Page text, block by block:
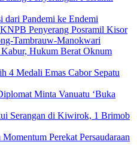
dari Pandemi ke Endemi
Penyerang Posramil Kisor
Tambrauw-Manokwari
Hukum Berat Oknum
4 Medali Emas Cabor Sepatu
Minta Vanuatu ‘Buka
Serangan di Kiwirok, 1 Brimob
Perekat Persaudaraan